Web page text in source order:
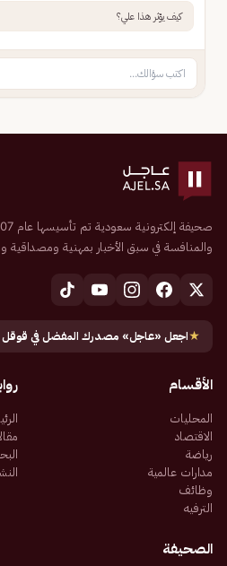
كيف يؤثر هذا علي؟
والمنافسة في سبق الأخبار بمهنية
★اجعل «عاجل» مصدرك المفضل في قوقل
الأقسام
المحليات
الاقتصاد
رياضة
مدارات عالمية
وظائف
الترفيه
الصحيفة